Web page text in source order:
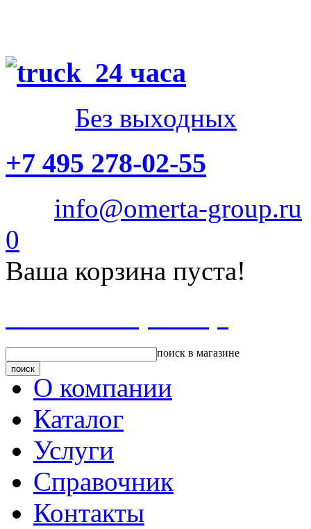
24 часа
Без выходных
+7 495 278-02-55
info@omerta-group.ru
0
Ваша корзина пуста!
поиск в магазине
О компании
Каталог
Услуги
Справочник
Контакты